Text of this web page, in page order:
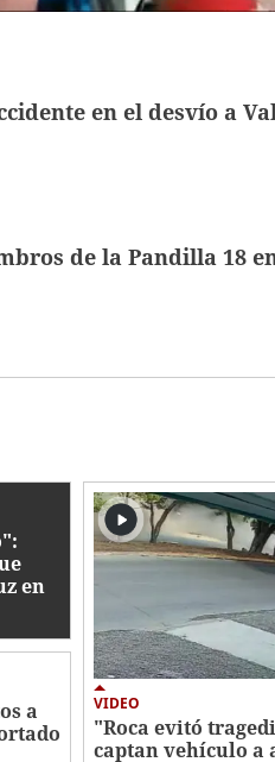
en el desvío a
de la Pandilla 18
en
a
VIDEO
"Roca evitó
captan vehículo a